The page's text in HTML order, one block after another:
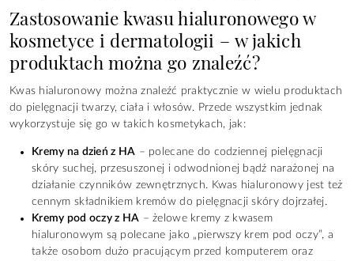
Zastosowanie kwasu hialuronowego w
kosmetyce i dermatologii – w jakich
produktach można go znaleźć?
Kwas hialuronowy można znaleźć praktycznie w wielu produktach
do pielęgnacji twarzy, ciała i włosów. Przede wszystkim jednak
wykorzystuje się go w takich kosmetykach, jak:
Kremy na dzień z HA – polecane do codziennej pielęgnacji
skóry suchej, przesuszonej i odwodnionej bądź narażonej na
działanie czynników zewnętrznych. Kwas hialuronowy jest też
cennym składnikiem kremów do pielęgnacji skóry dojrzałej.
Kremy pod oczy z HA – żelowe kremy z kwasem
hialuronowym są polecane jako „pierwszy krem pod oczy”, a
także osobom dużo pracującym przed komputerem oraz